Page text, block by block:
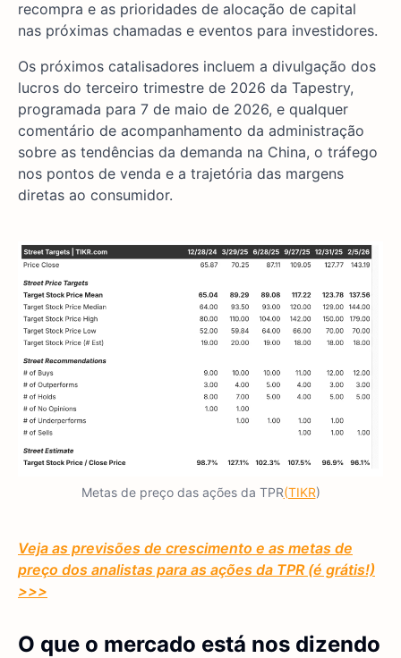
recompra e as prioridades de alocação de capital
nas próximas chamadas e eventos para investidores.
Os próximos catalisadores incluem a divulgação dos
lucros do terceiro trimestre de 2026 da Tapestry,
programada para 7 de maio de 2026, e qualquer
comentário de acompanhamento da administração
sobre as tendências da demanda na China, o tráfego
nos pontos de venda e a trajetória das margens
diretas ao consumidor.
Metas de preço das ações da TPR(TIKR)
Veja as previsões de crescimento e as metas de
preço dos analistas para as ações da TPR (é grátis!)
>>>
O que o mercado está nos dizendo